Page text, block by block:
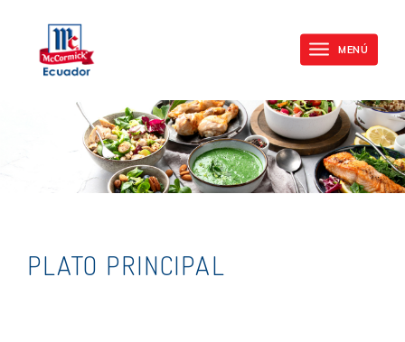
main
content
Toggle
MENÚ
PLATO PRINCIPAL